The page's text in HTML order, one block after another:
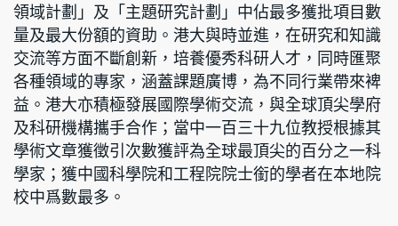
領域計劃」及「主題研究計劃」中佔最多獲批項目數
量及最大份額的資助。港大與時並進，在研究和知識
交流等方面不斷創新，培養優秀科研人才，同時匯聚
各種領域的專家，涵蓋課題廣博，為不同行業帶來裨
益。港大亦積極發展國際學術交流，與全球頂尖學府
及科研機構攜手合作；當中一百三十九位教授根據其
學術文章獲徵引次數獲評為全球最頂尖的百分之一科
學家；獲中國科學院和工程院院士銜的學者在本地院
校中爲數最多。